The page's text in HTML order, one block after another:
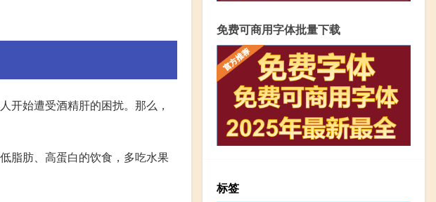
开始遭受酒精肝的困扰。那么，
脂肪、高蛋白的饮食，多吃水果
免费可商用字体批量下载
标签